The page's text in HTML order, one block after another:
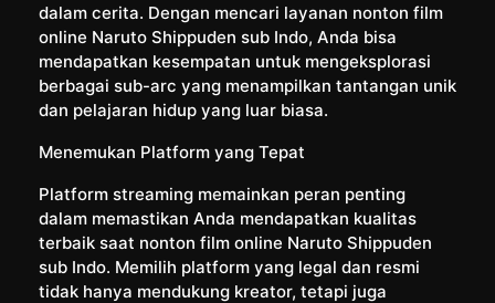
dalam cerita. Dengan mencari layanan nonton film
online Naruto Shippuden sub Indo, Anda bisa
mendapatkan kesempatan untuk mengeksplorasi
berbagai sub-arc yang menampilkan tantangan unik
dan pelajaran hidup yang luar biasa.
Menemukan Platform yang Tepat
Platform streaming memainkan peran penting
dalam memastikan Anda mendapatkan kualitas
terbaik saat nonton film online Naruto Shippuden
sub Indo. Memilih platform yang legal dan resmi
tidak hanya mendukung kreator, tetapi juga